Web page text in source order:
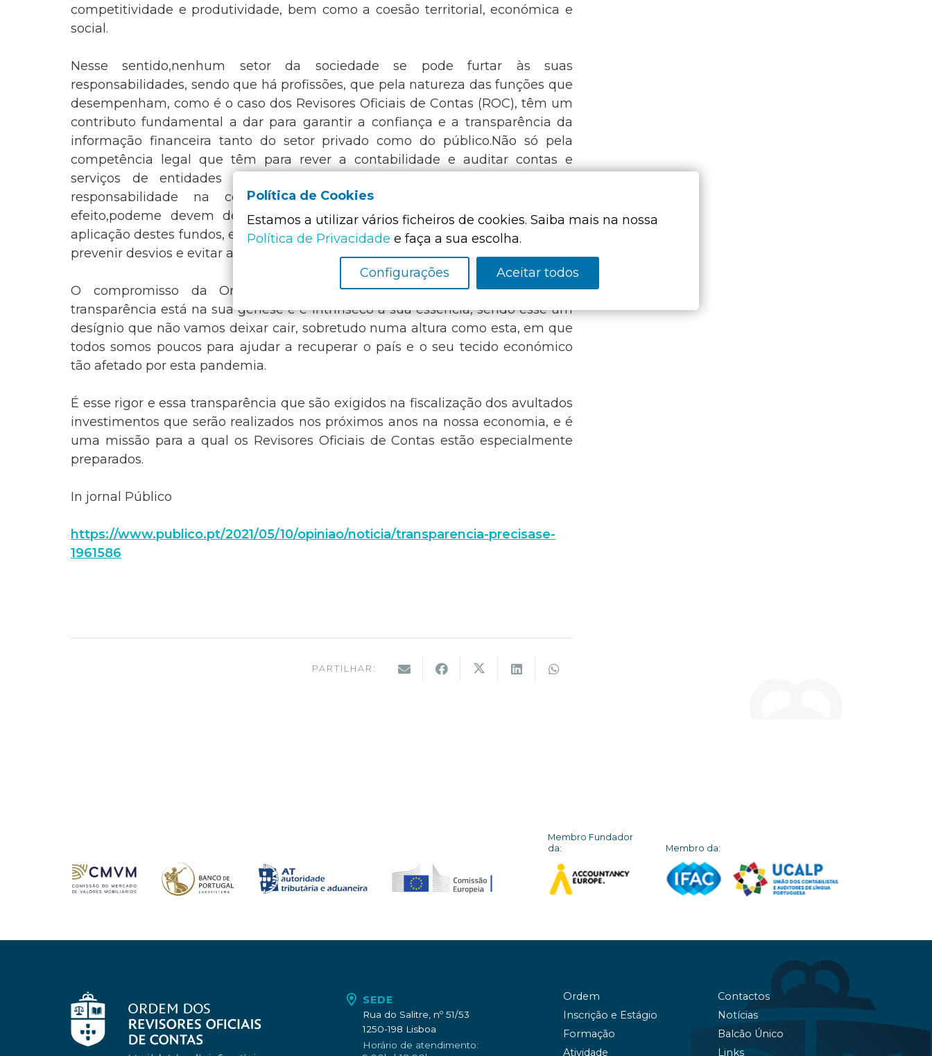
competitividade e produtividade, bem como a coesão territorial, económica e
social.
Nesse sentido,nenhum setor da sociedade se pode furtar às suas
responsabilidades, sendo que há profissões, que pela natureza das funções que
desempenham, como é o caso dos Revisores Oficiais de Contas (ROC), têm um
contributo fundamental a dar para garantir a confiança e a transparência da
informação financeira tanto do setor privado como do público.Não só pela
competência legal que têm para rever a contabilidade e auditar contas e
serviços de entidades e organizações públicas e privadas, como pela
responsabilidade na certificação legal dessas mesmas contas. Com
efeito,podeme devem desempenhar um papel essencialna fiscalização da
aplicação destes fundos, em conjunto com as entidades públicas, no sentido de
prevenir desvios e evitar a sua má aplicação.
O compromisso da Ordem dos Revisores Oficiais de Contas com a
transparência está na sua génese e é intrínseco à sua essência, sendo esse um
desígnio que não vamos deixar cair, sobretudo numa altura como esta, em que
todos somos poucos para ajudar a recuperar o país e o seu tecido económico
tão afetado por esta pandemia.
É esse rigor e essa transparência que são exigidos na fiscalização dos avultados
investimentos que serão realizados nos próximos anos na nossa economia, e é
uma missão para a qual os Revisores Oficiais de Contas estão especialmente
preparados.
In jornal Público
https://www.publico.pt/2021/05/10/opiniao/noticia/transparencia-precisase-
1961586
PARTILHAR:
Membro Fundador
da:
Membro da:
SEDE
Rua do Salitre, nº 51/53
1250-198 Lisboa
Horário de atendimento:
Ordem
Inscrição e Estágio
Formação
Atividade
Contactos
Notícias
Balcão Único
Links
Política de Cookies
Estamos a utilizar vários ficheiros de cookies. Saiba mais na nossa
Política de Privacidade e faça a sua escolha.
Configurações Aceitar todos